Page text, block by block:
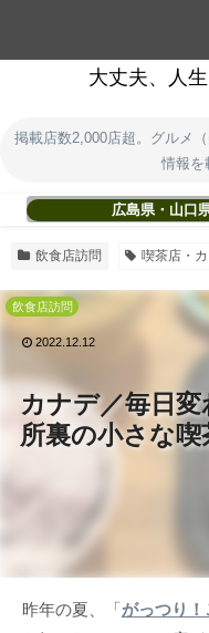
大丈夫、人
掲載店数2,000店超。グルメ
情報を
広島県・山口
飲食店訪問 喫茶店・
カナデ／毎日
所裏の小さな喫
飲食店訪問
2022.12.12
昨年の夏、「がっつり